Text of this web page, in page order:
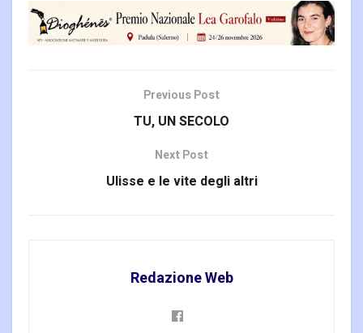
Previous Post
TU, UN SECOLO
Next Post
Ulisse e le vite degli altri
Redazione Web